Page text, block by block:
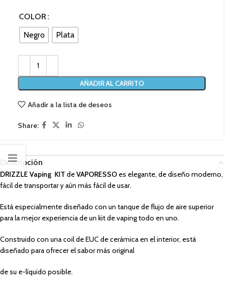
COLOR
Negro
Plata
AÑADIR AL CARRITO
Añadir a la lista de deseos
Share:
Descripción
DRIZZLE Vaping KIT deVAPORESSO es elegante, de diseño moderno,
fácil de transportar y aún más fácil de usar.
Está especialmente diseñado con un tanque de flujo de aire superior
para la mejor experiencia de un kit de vaping todo en uno.
Construido con una coil de EUC de cerámica en el interior, está
diseñado para ofrecer el sabor más original
de su e-líquido posible.